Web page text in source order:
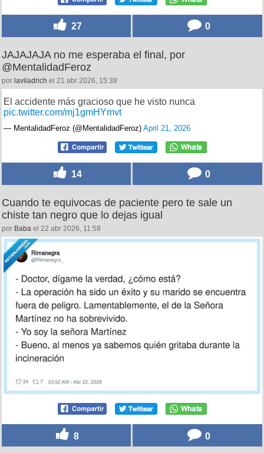
27 0
JAJAJAJA no me esperaba el final, por
@MentalidadFeroz
por laviladrich el 21 abr 2026, 15:38
El accidente más gracioso que he visto nunca
pic.twitter.com/mj1gmHYmvt
— MentalidadFeroz (@MentalidadFeroz) April 21, 2026
14 0
Cuando te equivocas de paciente pero te sale un
chiste tan negro que lo dejas igual
por Baba el 22 abr 2026, 11:58
8 0